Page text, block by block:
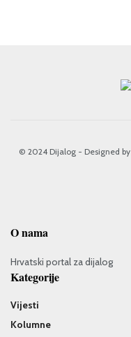
© 2024 Dijalog - Designed by
O nama
Hrvatski portal za dijalog
Kategorije
Vijesti
Kolumne